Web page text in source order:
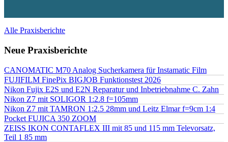
Alle Praxisberichte
Neue Praxisberichte
CANOMATIC M70 Analog Sucherkamera für Instamatic Film
FUJIFILM FinePix BIGJOB Funktionstest 2026
Nikon Fujix E2S und E2N Reparatur und Inbetriebnahme C. Zahn
Nikon Z7 mit SOLIGOR 1:2.8 f=105mm
Nikon Z7 mit TAMRON 1:2.5 28mm und Leitz Elmar f=9cm 1:4
Pocket FUJICA 350 ZOOM
ZEISS IKON CONTAFLEX III mit 85 und 115 mm Televorsatz,
Teil 1 85 mm